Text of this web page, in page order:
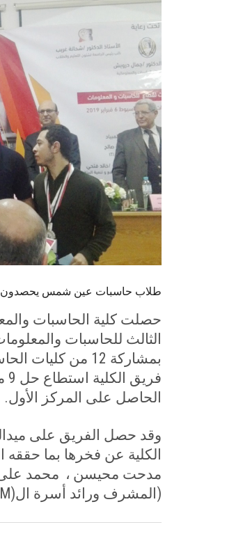
طلاب حاسبات عين شمس يحصدون
حصلت كلية الحاسبات
الثالث للحاسبات
بمشاركة 12 من كليات الحاسبات والمعلومات على مستوى الجمهورية
الحاصل على المركز الأول.
وقد حصل الفريق على
الكلية عن فخرها بما
مدحت محيسن ، محمد
(المشرف ورائد أسرة ال